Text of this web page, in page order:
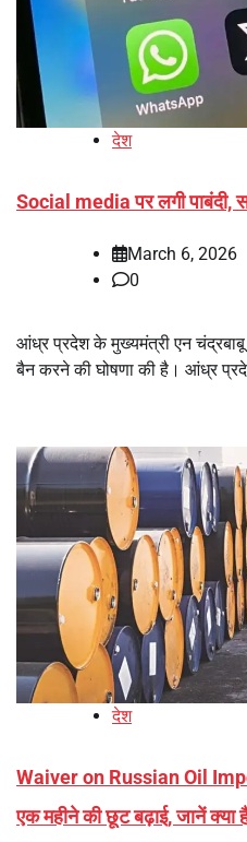
देश
Social media पर लगी पाबंदी,
March 6, 2026
0
आंध्र प्रदेश के मुख्यमंत्री एन चंद्रबाबू
बैन करने की घोषणा की है। आंध्र
देश
Waiver on Russian Oil
एक महीने की छूट बढ़ाई, जानें